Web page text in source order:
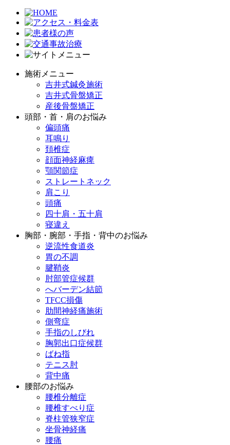
施術メニュー
吉井式鍼灸施術
吉井式骨盤矯正
産後骨盤矯正
頭部・首・肩のお悩み
偏頭痛
耳鳴り
頚椎症
顔面神経麻痺
顎関節症
ストレートネック
肩こり
頭痛
四十肩・五十肩
寝違え
胸部・腕部・手指・背中のお悩み
逆流性食道炎
胃の不調
腱鞘炎
肘部管症候群
へバーデン結節
TFCC損傷
肋間神経痛施術
側弯症
手指のしびれ
胸郭出口症候群
ばね指
テニス肘
背中痛
腰部のお悩み
腰椎分離症
腰椎すべり症
脊柱管狭窄症
坐骨神経痛
腰痛